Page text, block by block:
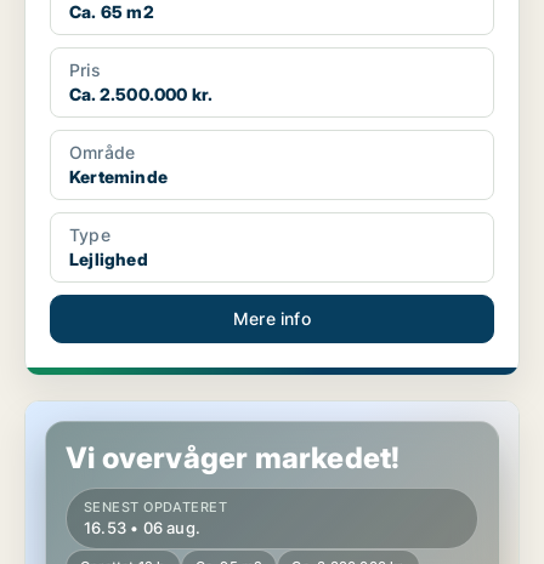
Ca. 65 m2
Pris
Ca. 2.500.000 kr.
Område
Kerteminde
Type
Lejlighed
Mere info
Lejlighed i Otterup
Vi overvåger markedet!
SENEST OPDATERET
16.53 • 06 aug.